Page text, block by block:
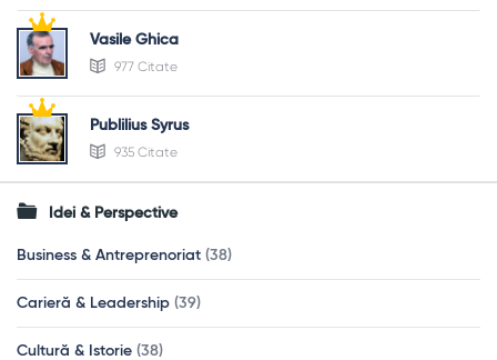
Vasile Ghica
977 Citate
Publilius Syrus
935 Citate
Idei & Perspective
Business & Antreprenoriat (38)
Carieră & Leadership (39)
Cultură & Istorie (38)